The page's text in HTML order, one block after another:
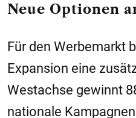
Neue Optionen
Für den Werbemarkt
Expansion eine
Westachse gewinnt
nationale